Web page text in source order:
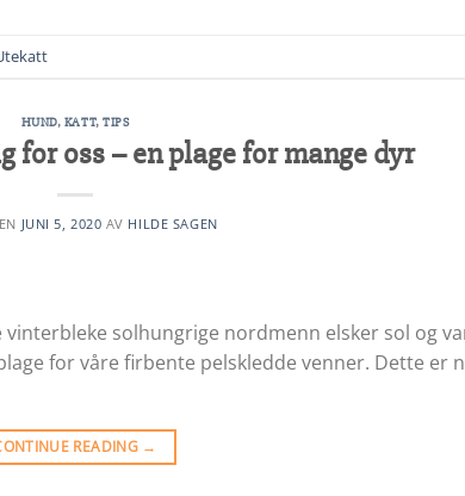
HUND, KATT,TIPS
for oss – en plage for mange dyr
JUNI 5, 2020 AV HILDE SAGEN
solhungrige nordmenn elsker sol og
for våre firbente pelskledde venner. Dette er
READING →